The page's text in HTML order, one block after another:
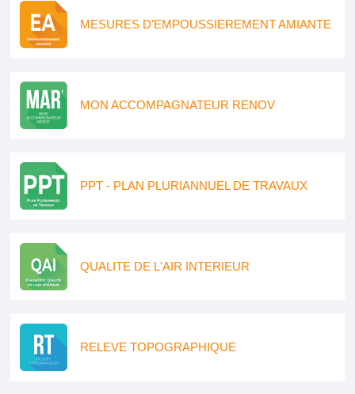
MESURES D'EMPOUSSIEREMENT AMIANTE
MON ACCOMPAGNATEUR RENOV
PPT - PLAN PLURIANNUEL DE TRAVAUX
QUALITE DE L'AIR INTERIEUR
RELEVE TOPOGRAPHIQUE